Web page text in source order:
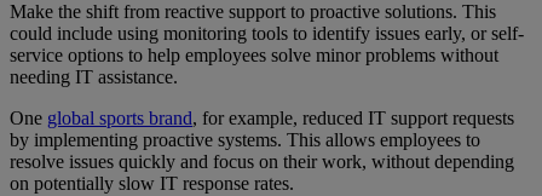
Make the shift from reactive support to proactive solutions. This
could include using monitoring tools to identify issues early, or self-
service options to help employees solve minor problems without
needing IT assistance.
One global sports brand, for example, reduced IT support requests
by implementing proactive systems. This allows employees to
resolve issues quickly and focus on their work, without depending
on potentially slow IT response rates.